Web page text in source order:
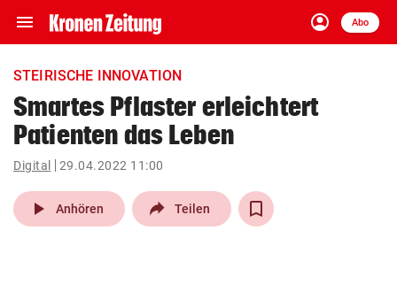
menu Navigation
ein-/ausklappen
account_circle
Anmelden
Abo
close Schließen
account_circle Anmelden
pin_drop
Wien arrow_right
STEIRISCHE INNOVATION
Smartes Pflaster erleichtert
Patienten das Leben
Digital 29.04.2022 11:00
play_arrow Anhören Teilen